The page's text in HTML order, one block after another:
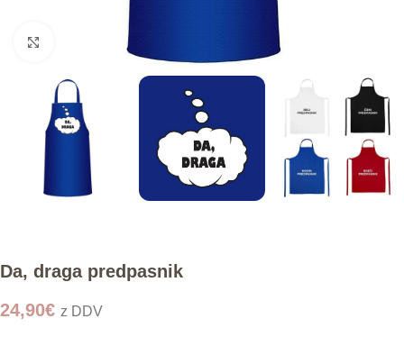
Click to enlarge
Da, draga predpasnik
24,90€ z DDV